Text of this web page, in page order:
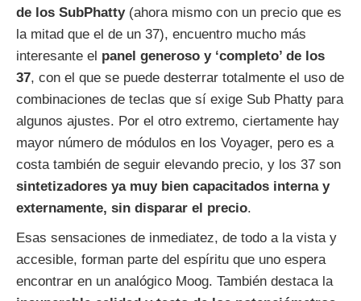
de los SubPhatty (ahora mismo con un precio que es
la mitad que el de un 37), encuentro mucho más
interesante el panel generoso y ‘completo’ de los
37, con el que se puede desterrar totalmente el uso de
combinaciones de teclas que sí exige Sub Phatty para
algunos ajustes. Por el otro extremo, ciertamente hay
mayor número de módulos en los Voyager, pero es a
costa también de seguir elevando precio, y los 37 son
sintetizadores ya muy bien capacitados interna y
externamente, sin disparar el precio.
Esas sensaciones de inmediatez, de todo a la vista y
accesible, forman parte del espíritu que uno espera
encontrar en un analógico Moog. También destaca la